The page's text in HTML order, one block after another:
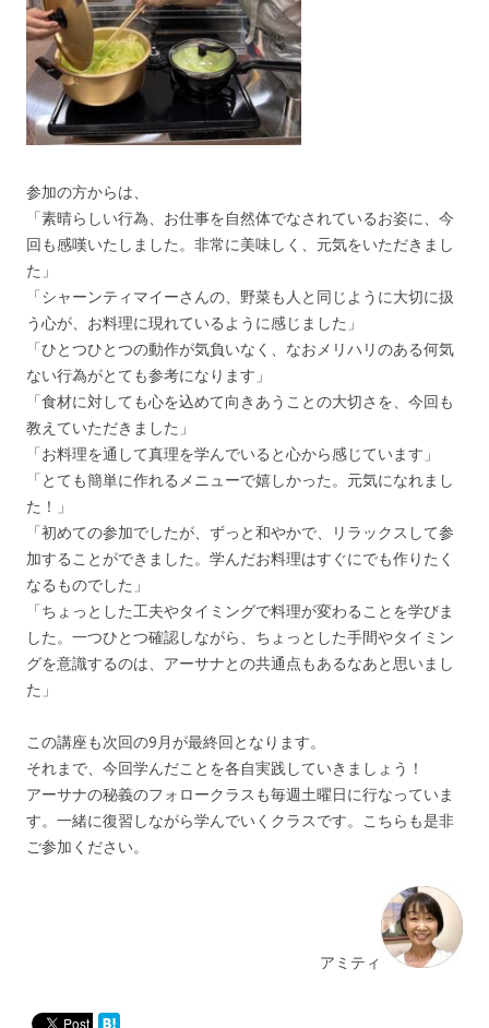
参加の方からは、
「素晴らしい行為、お仕事を自然体でなされているお姿に、今
回も感嘆いたしました。非常に美味しく、元気をいただきまし
た」
「シャーンティマイーさんの、野菜も人と同じように大切に扱
う心が、お料理に現れているように感じました」
「ひとつひとつの動作が気負いなく、なおメリハリのある何気
ない行為がとても参考になります」
「食材に対しても心を込めて向きあうことの大切さを、今回も
教えていただきました」
「お料理を通して真理を学んでいると心から感じています」
「とても簡単に作れるメニューで嬉しかった。元気になれまし
た！」
「初めての参加でしたが、ずっと和やかで、リラックスして参
加することができました。学んだお料理はすぐにでも作りたく
なるものでした」
「ちょっとした工夫やタイミングで料理が変わることを学びま
した。一つひとつ確認しながら、ちょっとした手間やタイミン
グを意識するのは、アーサナとの共通点もあるなあと思いまし
た」
この講座も次回の9月が最終回となります。
それまで、今回学んだことを各自実践していきましょう！
アーサナの秘義のフォロークラスも毎週土曜日に行なっていま
す。一緒に復習しながら学んでいくクラスです。こちらも是非
ご参加ください。
アミティ